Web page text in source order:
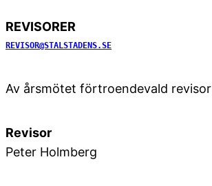
REVISORER
REVISOR@STALSTADENS.SE
Av årsmötet förtroendevald
Revisor
Peter Holmberg